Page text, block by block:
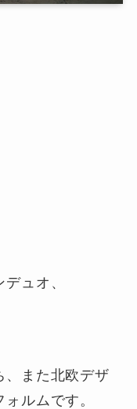
ュオ、
、また北欧デザ
ルムです。